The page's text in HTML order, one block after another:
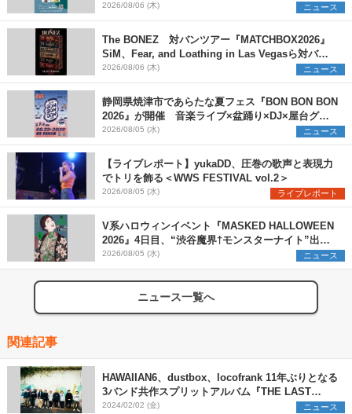
支援プロジェクトの始動も発表
2026/08/06 (木) ニュース
The BONEZ 対バンツアー『MATCHBOX2026』
SiM、Fear, and Loathing in Las Vegasら対バン
アーティストを一斉解禁
2026/08/06 (木) ニュース
静岡県焼津市であらたな夏フェス『BON BON BON
2026』が開催 音楽ライブ×盆踊り×DJ×屋台グル
メ×ランタンナイトで彩る2日間
2026/08/05 (水) ニュース
【ライブレポート】yukaDD、圧巻の歌声と表現力
でトリを飾る＜WWS FESTIVAL vol.2＞
2026/08/05 (水) ライブレポート
V系ハロウィンイベント『MASKED HALLOWEEN
2026』4日目、“渋谷魔界†モンスターナイト”出演6
組を発表
2026/08/05 (水) ニュース
ニュース一覧へ
関連記事
HAWAIIAN6、dustbox、locofrank 11年ぶりとなる
3バンド共作スプリットアルバム『THE LAST
ANTHEMS』リリース決定＆6都市7会場にてツアー
2024/02/02 (金) ニュース